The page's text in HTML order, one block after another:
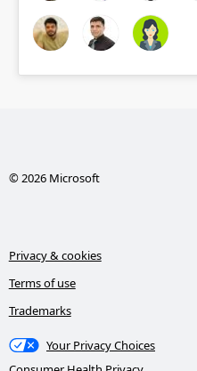
© 2026 Microsoft
Privacy & cookies
Terms of use
Trademarks
Your Privacy Choices